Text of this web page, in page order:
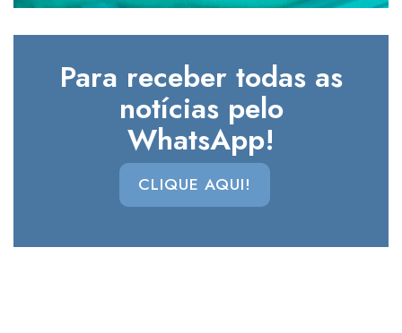
Para receber todas as
notícias pelo
WhatsApp!
CLIQUE AQUI!